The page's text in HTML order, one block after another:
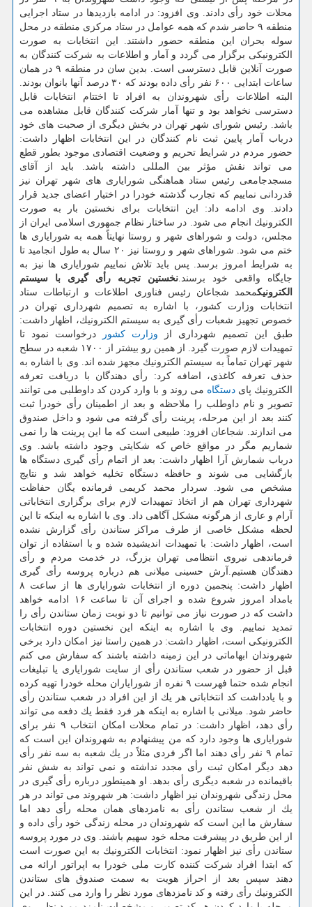
محلات خود رأی دادند. وی افزود: در ادامه بازدیدها در ستاد اجرایی
منطقه ۹ حاضر شدم كه همه عوامل در ستاد مركزی منطقه در محل
سوله بحران این منطقه حضور داشتند. این انتخابات به صورت
الكترونیكی برگزار می گردد و آمار و اطلاعات به شركت كنندگان به
صورت آنلاین قابل دسترسی است. بدین سان در منطقه ۹ در همان
ساعات ابتدایی ۶۰۰ نفر رأی داده بودند كه ۳۰ درصد آنها بانوان بودند.
البته اطلاعات رأی شهروندان به افراد تا اختتام انتخابات قابل
دسترسی نخواهد بود و تنها آمار شركت كنندگان قابل مشاهده می
باشد. رئیس شورای شهر تهران در بخش دیگری از صحبت های خود
درباب آمار پایین ثبت نام كنندگان در این انتخابات اظهار داشت:
حضور مردم در شرایط تحریم و وضعیت اقتصادی موجود بطور قطع
می تواند نقش مؤثر بین المللی داشته باشد. باید از آقای
مسجدجامعی رئیس ستاد هماهنگی شورایاری های شهر تهران نیز
قدردانی نماییم كه تجارب گذشته خودرا در اختیار اعضای جدید قرار
دادند. وی ادامه داد: این انتخابات برای نخستین بار به صورت
الكترونیك انجام می شود. در ساختار نظام جمهوری اسلامی ایران از
مجلس، دولت و شوراهای شهر و روستا نهایتاً همه به شورایاری ها
ختم می شود. شوراهای شهر و روستا نیز ۲۰ سال به طول انجامید تا
به شرایط امروز برسد. پس باید تلاش نماییم شورایاری ها نیز به
جایگاه واقعی خود برسند. نخستین تجربه رأی گیری با سیستم
الكترونیكمحمد شجاعان رئیس فناوری اطلاعات و ارتباطات ستاد
انتخابات وزارت كشور، با اشاره به تصمیم شهرداری تهران در
خصوص تجهیز شعبات رأی گیری به سیستم الكترونیك، اظهار داشت:
طبق این تصمیم شهرداری از وزارت كشور
درخواست نمود تا
تمهیدات لازم صورت گیرد. از همین رو بیشتر از ۱۷۰۰ شعبه در سطح
شهر تهران تماماً به سیستم الكترونیك مجهز شده اند. وی با اشاره به
حذف تعرفه كاغذی، اضافه كرد: رأی دهندگان با دریافت تعرفه
الكترونیك پایدستگاه می روند و با وارد كردن كد داوطلبی می توانند
تصویر و نام داوطلب را ملاحظه و بعد از اطمینان رأی خودرا ثبت
كنند بعد از این مرحله، پرینت رأی گرفته می شود و داخل صندوق
می اندازند. شجاعان افزود: طبیعی است كه ما این پرینت ها را نمی
شماریم مگر در مواقع خاص كه شكایتی وجود داشته باشد. وی
درباب شمارش آرا اظهار داشت: بعد از اتمام رأی گیری دستگاه ها
بازگشایی می شوند و حافظه دستگاه تخلیه خواهد شد و نتایج
مشخص می شود. سردار محمد كریمی فرمانده یگان حفاظت
شهرداری تهران هم از اتخاذ تمهیدات لازم برای برگزاری انتخاباتی
آرام و عاری از هرگونه مشكل آگاهی داد. وی با اشاره به اینكه تا این
لحظه مشكل خاصی از طرف مراكز ستاندن رأی گزارش نشده
است، اظهار داشت: با تمهیدات اندیشیده شده و با استفاده از توان
فرماندهی نیروی انتظامی تهران بزرگ، در خدمت مردم و رأی
دهندگان هستیم.آرش حسینی میلانی هم درباره پروسه رأی گیری
اظهار داشت: پنجمین دوره از انتخابات شورایاری ها از ساعت ۸
بامداد امروز شروع شده و اجرای آن تا ساعت ۱۶ ادامه خواهد
داشت كه در صورت نیاز می توانیم تا دو نوبت زمان ستاندن رأی را
تمدید نماییم. وی با اشاره به اینكه این نخستین دوره انتخابات
الكترونیكی است، اظهار داشت: در همین راستا نیز امكان دارد برخی
شهروندان ابهاماتی در این زمینه داشته باشند كه سفارش می كنم
قبل از حضور در شعب ستاندن رأی از سایت شورایاری یا تبلیغات
انجام شده حتما فهرست ۹ نفره از شورایاران محله خودرا تهیه كرده
و با یادداشت كد انتخاباتی هر یك از این افراد در شعب ستاندن رأی
حاضر شود. میلانی با اشاره به اینكه هر فرد فقط یك دفعه می تواند
رأی دهد، اظهار داشت: در تمام محلات امكان انتخاب ۹ نفر برای
شورایاری ها وجود دارد كه من پیشنهادم به شهروندان این است كه
تمام ۹ نفر رأی دهند اما اگر فردی مثلاً در یك شعبه به سه نفر رأی
دهد دیگر امكان ثبت رأی مجدد نداشته و نمی تواند به شش نفر
باقیمانده در شعبه دیگری رأی بدهد. او همینطور درباره رأی گیری در
محل زندگی شهروندان نیز اظهار داشت: هر شهروند می تواند در هر
یك از شعب ستاندن رأی به نامزدهای همان محله رأی دهد اما
سفارش ما این است كه شهروندان در محله زندگی خود رأی داده و
از این طریق در پیشرفت محله خود سهیم باشند. وی در مورد پروسه
ستاندن رأی نیز اظهار نمود: انتخابات الكترونیك به این صورت است
كه ابتدا افراد شركت كننده كارت ملی خودرا به اپراتور ارائه می
دهند سپس بعد از احراز هویت به سمت صندوق های ستاندن
الكترونیك رأی رفته و كد نامزدهای مورد نظر را وارد می كنند. در این